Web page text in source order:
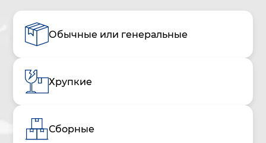
Обычные или генеральные
Хрупкие
Сборные